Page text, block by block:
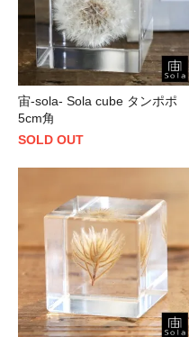
宙-sola- Sola cube タンポポ
5cm角
SOLD OUT